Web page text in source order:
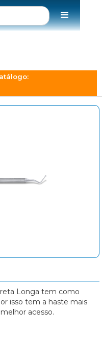
Longa tem como
isso tem a haste mais
acesso.